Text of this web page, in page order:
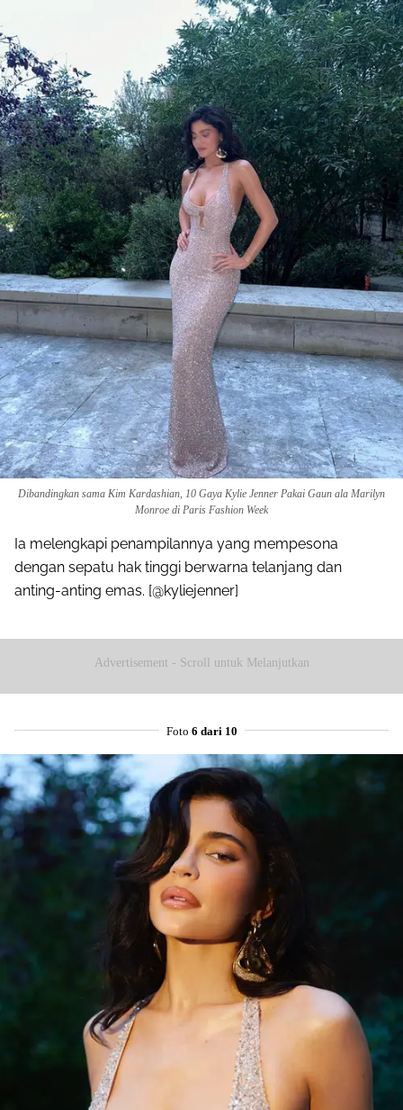
Dibandingkan sama Kim Kardashian, 10 Gaya Kylie Jenner Pakai Gaun ala Marilyn
Monroe di Paris Fashion Week
Ia melengkapi penampilannya yang mempesona
dengan sepatu hak tinggi berwarna telanjang dan
anting-anting emas. [@kyliejenner]
Advertisement - Scroll untuk Melanjutkan
Foto 6 dari 10